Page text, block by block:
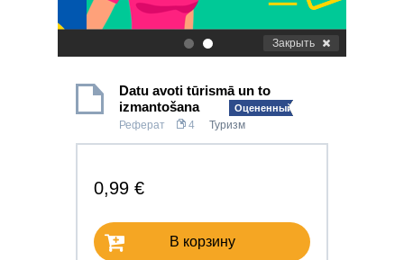
. Закрыть
Datu avoti tūrismā un to
izmantošana
Оцененный!
Реферат 4 Туризм
0,99 €
В корзину